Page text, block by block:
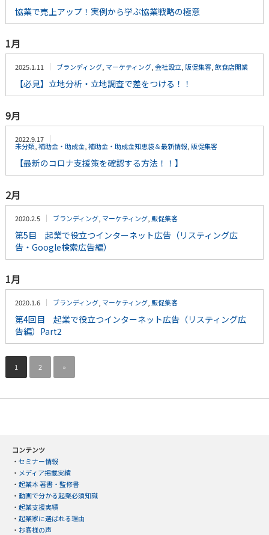
協業で売上アップ！実例から学ぶ協業戦略の極意
1月
2025.1.11 ブランディング, マーケティング, 会社設立, 販促集客 飲食店開業
【必見】立地分析・立地調査で差をつける！！
9月
2022.9.17
未分類, 補助金・助成金, 補助金・助成金知恵袋＆最新情報, 販促集客
【最新のコロナ支援策を確認する方法！！】
2月
2020.2.5 ブランディング, マーケティング, 販促集客
第5目 起業で役立つインターネット広告（リスティング広
告・Google検索広告編）
1月
2020.1.6 ブランディング, マーケティング, 販促集客
第4回目 起業で役立つインターネット広告（リスティング広
告編）Part2
1 2 »
コンテンツ
・ セミナー情報
・ メディア掲載実績
・ 起業本 著書・監修書
・ 動画で分かる起業必須知識
・ 起業支援実績
・ 起業家に選ばれる理由
・ お客様の声